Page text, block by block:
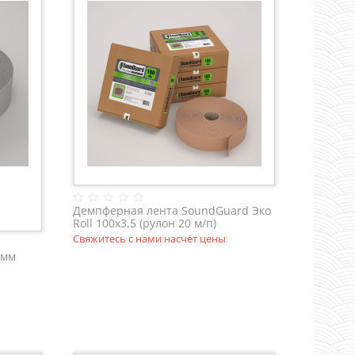
Демпферная лента SoundGuard Эко
Roll 100х3,5 (рулон 20 м/п)
Свяжитесь с нами насчёт цены